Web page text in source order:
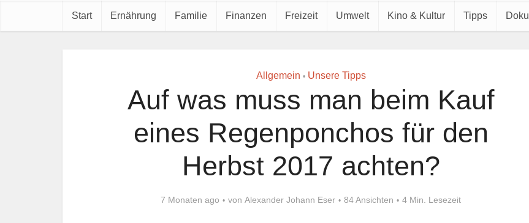
Start Ernährung Familie Finanzen Freizeit Umwelt Kino & Kultur Tipps Doku
Allgemein • Unsere Tipps
Auf was muss man beim Kauf
eines Regenponchos für den
Herbst 2017 achten?
7 Monaten ago von Alexander Johann Eser 84 Ansichten 4 Min. Lesezeit